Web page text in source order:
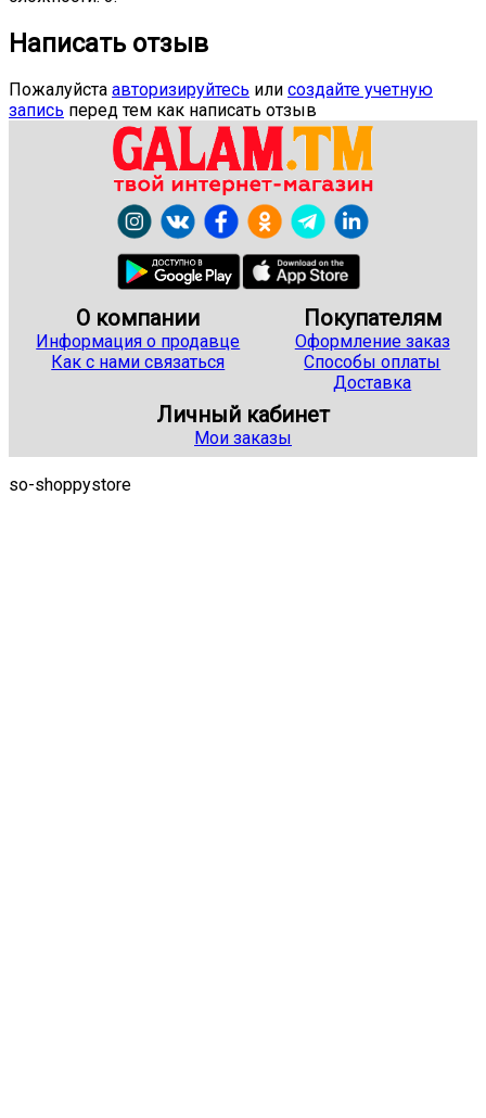
Написать отзыв
Пожалуйста авторизируйтесь или создайте учетную
запись перед тем как написать отзыв
О компании
Информация о продавце
Как с нами связаться
Покупателям
Оформление заказ
Способы оплаты
Доставка
Личный кабинет
Мои заказы
so-shoppystore